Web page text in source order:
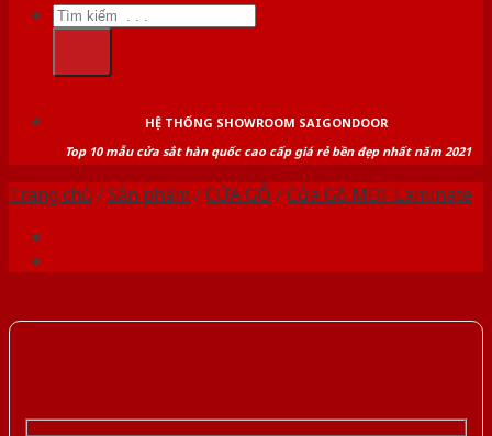
Tìm
kiếm:
HỆ THỐNG SHOWROOM SAIGONDOOR
Top 10 mẫu cửa sắt hàn quốc cao cấp giá rẻ bền đẹp nhất năm 2021
Trang chủ /Sản phẩm /CỬA GỖ /Cửa Gỗ MDF Laminate